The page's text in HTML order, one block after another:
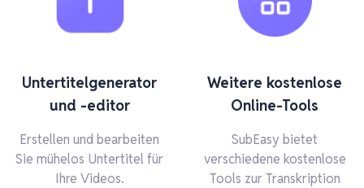
Untertitelgenerator
und -editor
Erstellen und bearbeiten
Sie mühelos Untertitel für
Ihre Videos.
Weitere kostenlose
Online-Tools
SubEasy bietet
verschiedene kostenlose
Tools zur Transkription